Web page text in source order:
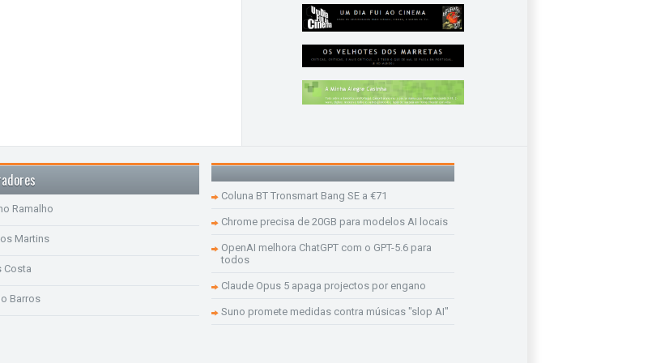
Ramalho
Martins
Costa
Barros
Coluna BT Tronsmart Bang SE a €71
Chrome precisa de 20GB para modelos AI locais
OpenAI melhora ChatGPT com o GPT-5.6 para
todos
Claude Opus 5 apaga projectos por engano
Suno promete medidas contra músicas "slop AI"